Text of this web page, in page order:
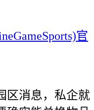
官
消息，私企就